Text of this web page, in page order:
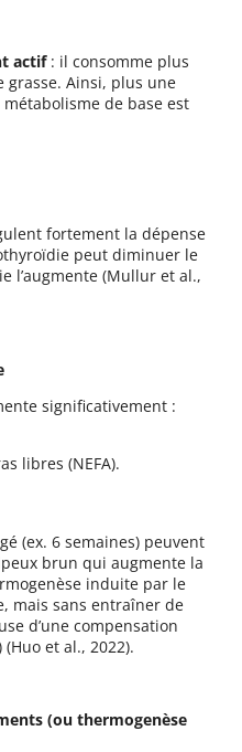
actif: il consomme plus
grasse. Ainsi, plus une
de base est
fortement la dépense
peut diminuer le
l’augmente (Mullur et al.,
significativement :
libres (NEFA).
(ex. 6 semaines) peuvent
brun qui augmente la
induite par le
mais sans entraîner de
d’une compensation
et al., 2022).
(ou thermogenèse